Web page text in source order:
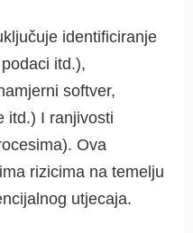
identificiranje
itd.),
softver,
itd.) I ranjivosti
Ova
rizicima na temelju
utjecaja.